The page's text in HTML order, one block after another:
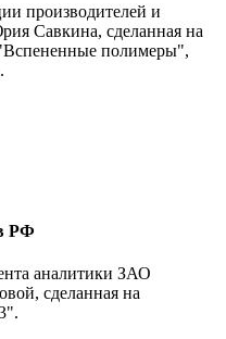
производителей и
Савкина, сделанная на
полимеры",
РФ
аналитики ЗАО
сделанная на